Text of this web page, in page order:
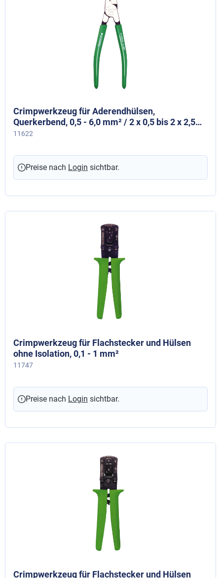
Crimpwerkzeug für Aderendhülsen,
Querkerbend, 0,5 - 6,0 mm² / 2 x 0,5 bis 2 x 2,5
mm²
11622
Preise nach Login sichtbar.
Crimpwerkzeug für Flachstecker und Hülsen
ohne Isolation, 0,1 - 1 mm²
11747
Preise nach Login sichtbar.
Crimpwerkzeug für Flachstecker und Hülsen